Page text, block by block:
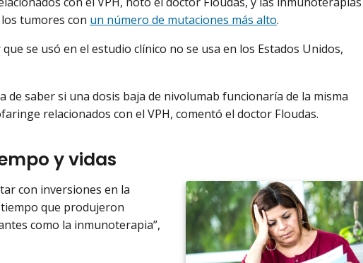
tumores con un número de mutaciones más alto.
se usó en el estudio clínico no se usa en los Estados Unidos,
de saber si una dosis baja de nivolumab funcionaría de la misma
relacionados con el VPH, comentó el doctor Floudas.
y vidas
con inversiones en la
que produjeron
como la inmunoterapia”,